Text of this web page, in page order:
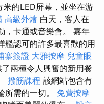
的LED屏幕，並坐在游
高級外燴 白天，客人在
，卡通或音樂會。 嘉年
艦認可的許多最喜歡的用
寨簽證 大雅按摩 兒童眼
兩種令人興奮的新用餐
撥筋課程 該網站包含有
所需的一切。 免費按摩